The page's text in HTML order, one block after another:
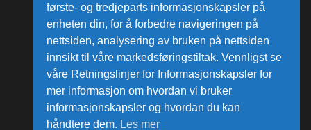
Alle varer sendes fra vårt lager i
Norge
første- og tredjeparts informasjonskapsler på
enheten din, for å forbedre navigeringen på
nettsiden, analysering av bruken på nettsiden
innsikt til våre markedsføringstiltak. Vennligst se
våre Retningslinjer for Informasjonskapsler for
mer informasjon om hvordan vi bruker
informasjonskapsler og hvordan du kan
håndtere dem. Les mer